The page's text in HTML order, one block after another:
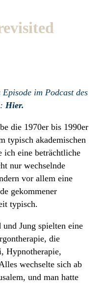
im Podcast des
Hier.
die 1970er bis 1990er
typisch akademischen
ich eine beträchtliche
nur wechselnde
vor allem eine
gekommener
typisch.
Jung spielten eine
die
Hypnotherapie,
wechselte sich ab
und man hatte